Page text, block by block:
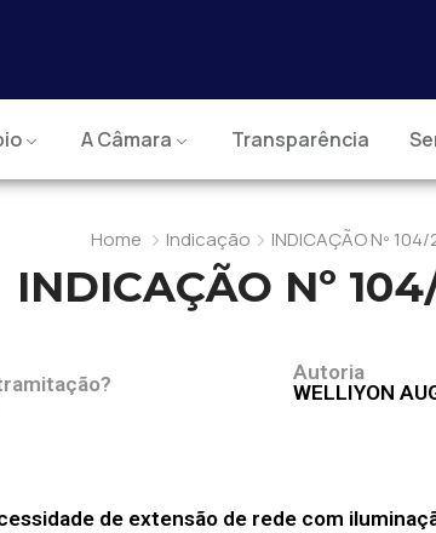
A Câmara Transparência
Home Indicação INDICAÇÃO Nº
INDICAÇÃO Nº
Autoria
WELLIYON
de extensão de rede com